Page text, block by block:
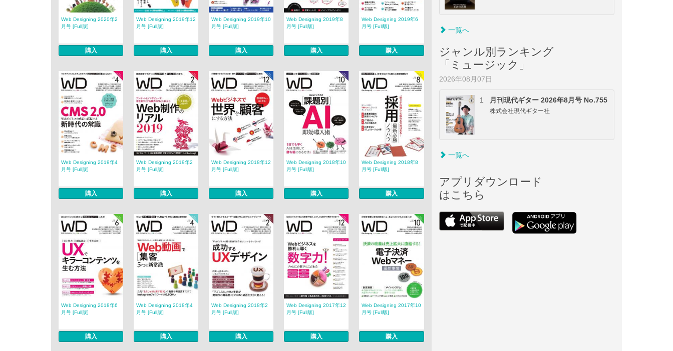
Web Designing 2020年2
月号 [Full版]
購入
Web Designing 2019年12
月号 [Full版]
購入
Web Designing 2019年10
月号 [Full版]
購入
Web Designing 2019年8
月号 [Full版]
購入
Web Designing 2019年6
月号 [Full版]
購入
Web Designing 2019年4
月号 [Full版]
購入
Web Designing 2019年2
月号 [Full版]
購入
Web Designing 2018年12
月号 [Full版]
購入
Web Designing 2018年10
月号 [Full版]
購入
Web Designing 2018年8
月号 [Full版]
購入
Web Designing 2018年6
月号 [Full版]
購入
Web Designing 2018年4
月号 [Full版]
購入
Web Designing 2018年2
月号 [Full版]
購入
Web Designing 2017年12
月号 [Full版]
購入
Web Designing 2017年10
月号 [Full版]
購入
一覧へ
ジャンル別ランキング
「ミュージック」
2026年08月07日
1 月刊現代ギター 2026年8月号 No.755
株式会社現代ギター社
一覧へ
アプリダウンロード
はこちら